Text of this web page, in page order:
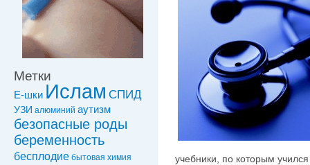
Метки
Е-шки Ислам СПИД
УЗИ алюминий аутизм
безопасные роды
беременность
бесплодие бытовая химия
учебники, по которым